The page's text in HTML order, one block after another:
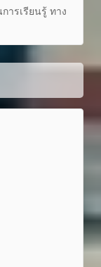
ารเรียนรู้ ทาง